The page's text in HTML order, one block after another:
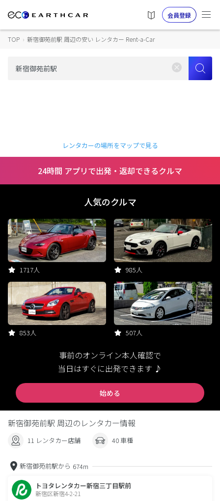
会員登録
TOP › 新宿御苑前駅 周辺の安い レンタカー Rent-a-Car
レンタカーの場所をマップで見る
24時間 アプリで出発・返却できるクルマ
人気のクルマ
1717人 985人
853人 507人
事前のオンライン本人確認で
当日はすぐに出発できます ♪
始める
新宿御苑前駅 周辺のレンタカー情報
11 レンタカー店舗 40 車種
新宿御苑前駅から 674m
トヨタレンタカー新宿三丁目駅前
新宿区新宿4-2-21